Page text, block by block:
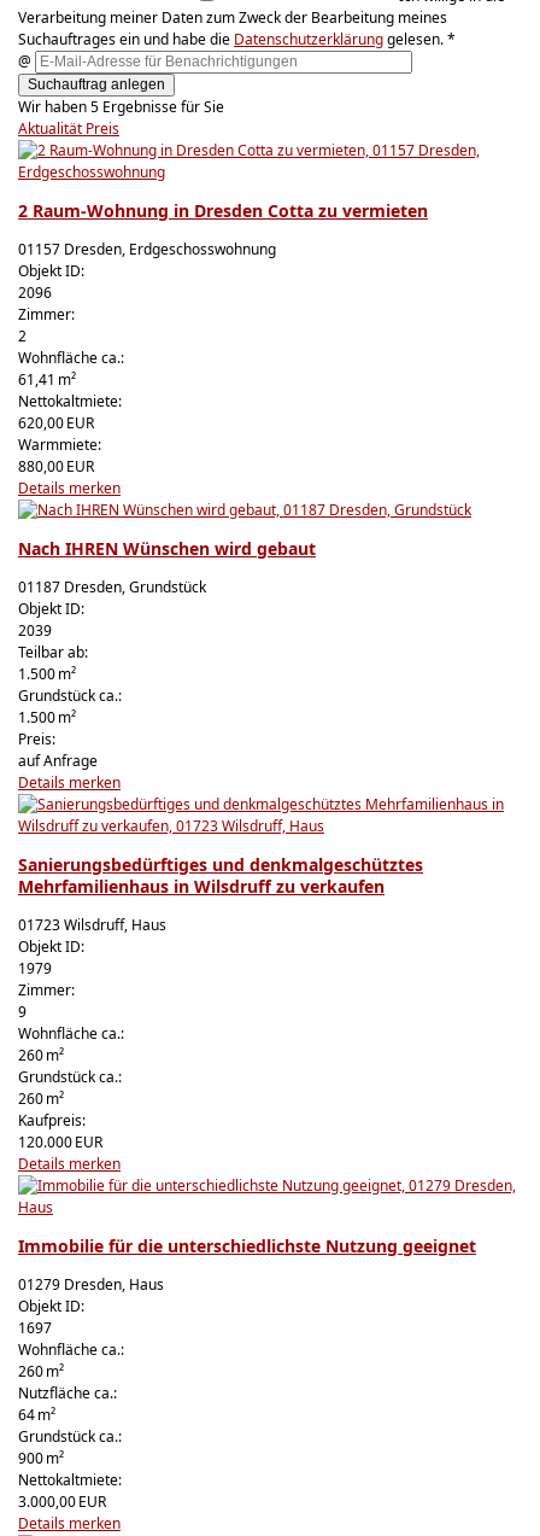
Verarbeitung meiner Daten zum Zweck der Bearbeitung meines
Suchauftrages ein und habe die Datenschutzerklärunggelesen. *
@
Suchauftrag anlegen
Wir haben 5 Ergebnisse für Sie
Aktualität Preis
2 Raum-Wohnung in Dresden Cotta zu vermieten
01157 Dresden, Erdgeschosswohnung
Objekt ID:
2096
Zimmer:
2
Wohnfläche ca.:
61,41 m²
Nettokaltmiete:
620,00 EUR
Warmmiete:
880,00 EUR
Details merken
Nach IHREN Wünschen wird gebaut
01187 Dresden, Grundstück
Objekt ID:
2039
Teilbar ab:
1.500 m²
Grund­stück ca.:
1.500 m²
Preis:
auf Anfrage
Details merken
Sanierungsbedürftiges und denkmalgeschütztes
Mehrfamilienhaus in Wilsdruff zu verkaufen
01723 Wilsdruff, Haus
Objekt ID:
1979
Zimmer:
9
Wohnfläche ca.:
260 m²
Grund­stück ca.:
260 m²
Kaufpreis:
120.000 EUR
Details merken
Immobilie für die unterschiedlichste Nutzung geeignet
01279 Dresden, Haus
Objekt ID:
1697
Wohnfläche ca.:
260 m²
Nutzfläche ca.:
64 m²
Grund­stück ca.:
900 m²
Nettokaltmiete:
3.000,00 EUR
Details merken